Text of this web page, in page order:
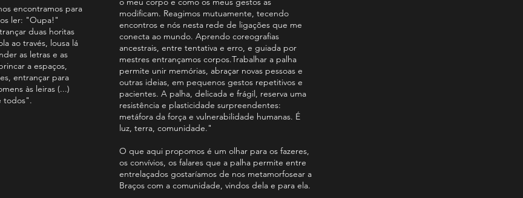
encontramos para
ler: "Oupa!"
duas horitas
ao través, lousa lá
as letras e as
a espaços,
entrançar para
às leiras (...)
todos".
modificam. Reagimos mutuamente, tecendo
encontros e nós nesta rede de ligações que me
conecta ao mundo. Aprendo coreografias
ancestrais, entre tentativa e erro, e guiada por
mestres entrançamos corpos.Trabalhar a palha
permite unir memórias, abraçar novas pessoas e
outras ideias, em pequenos gestos repetitivos e
pacientes. A palha, delicada e frágil, reserva uma
resistência e plasticidade surpreendentes:
metáfora da força e vulnerabilidade humanas. É
luz, terra, comunidade."
O que aqui propomos é um olhar para os fazeres,
os convívios, os falares que a palha permite entre
entrelaçados gostaríamos de nos metamorfosear a
Braços com a comunidade, vindos dela e para ela.